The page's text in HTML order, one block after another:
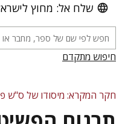
שלח אל: מחוץ
חיפוש מתקדם
חקר המקרא: מיסודו של ס"ש